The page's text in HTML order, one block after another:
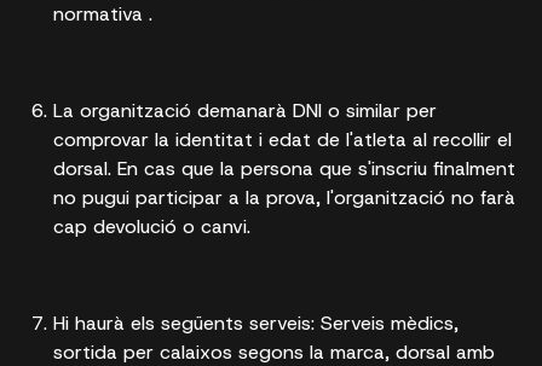
normativa .
La organització demanarà DNI o similar per
comprovar la identitat i edat de l'atleta al recollir el
dorsal. En cas que la persona que s'inscriu finalment
no pugui participar a la prova, l'organització no farà
cap devolució o canvi.
Hi haurà els següents serveis: Serveis mèdics,
sortida per calaixos segons la marca, dorsal amb